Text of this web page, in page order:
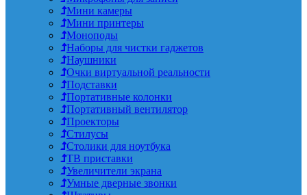
Мини камеры
Мини принтеры
Моноподы
Наборы для чистки гаджетов
Наушники
Очки виртуальной реальности
Подставки
Портативные колонки
Портативный вентилятор
Проекторы
Стилусы
Столики для ноутбука
ТВ приставки
Увеличители экрана
Умные дверные звонки